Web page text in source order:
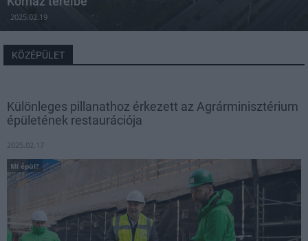
2025.02.19
KÖZÉPÜLET
Különleges pillanathoz érkezett az Agrárminisztérium
épületének restaurációja
2025.02.17
Mi épül?